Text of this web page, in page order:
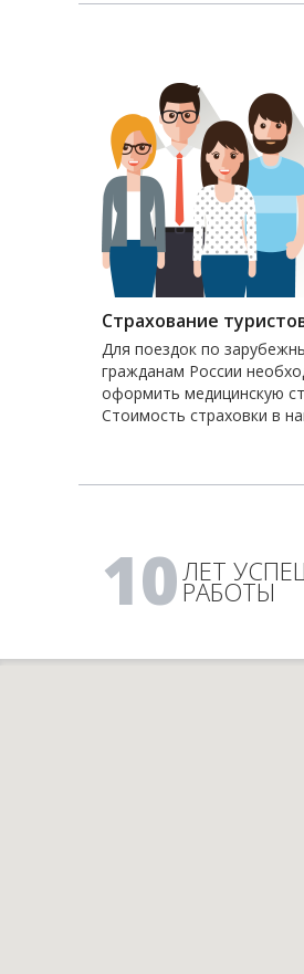
Страхование
Для поездок по
гражданам России
оформить медицинскую
Стоимость страховки в
10 ЛЕТ
РАБОТЫ